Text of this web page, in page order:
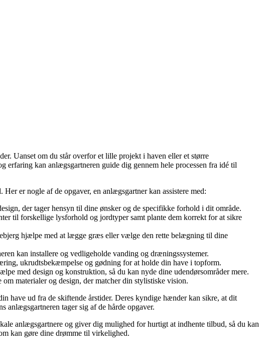
Uanset om du står overfor et lille projekt i haven eller et større
erfaring kan anlægsgartneren guide dig gennem hele processen fra idé til
er nogle af de opgaver, en anlægsgartner kan assistere med:
der tager hensyn til dine ønsker og de specifikke forhold i dit område.
til forskellige lysforhold og jordtyper samt plante dem korrekt for at sikre
hjælpe med at lægge græs eller vælge den rette belægning til dine
kan installere og vedligeholde vanding og dræningssystemer.
ukrudtsbekæmpelse og gødning for at holde din have i topform.
med design og konstruktion, så du kan nyde dine udendørsområder mere.
materialer og design, der matcher din stylistiske vision.
have ud fra de skiftende årstider. Deres kyndige hænder kan sikre, at dit
anlægsgartneren tager sig af de hårde opgaver.
anlægsgartnere og giver dig mulighed for hurtigt at indhente tilbud, så du kan
kan gøre dine drømme til virkelighed.